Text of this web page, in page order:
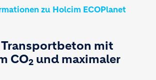
zu Holcim ECOPlanet
Transportbeton mit
CO2 und maximaler